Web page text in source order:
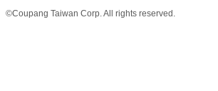
©Coupang Taiwan Corp. All rights reserved.